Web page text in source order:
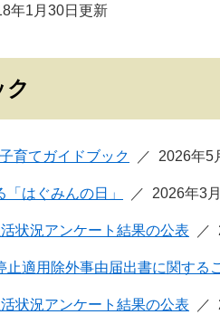
年1月30日更新
育てガイドブック 2026年5
はぐみんの日」 2026年3
状況アンケート結果の公表
止適用除外事由届出書に関する
状況アンケート結果の公表